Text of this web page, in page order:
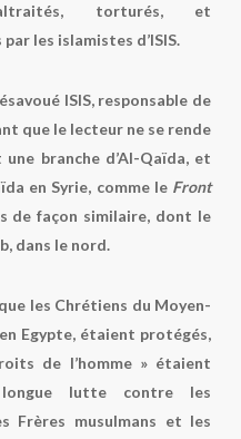
torturés, et
les islamistes d’ISIS.
ISIS, responsable de
que le lecteur ne se rende
branche d’Al-Qaïda, et
en Syrie, comme le Front
de façon similaire, dont le
dans le nord.
les Chrétiens du Moyen-
Egypte, étaient protégés,
de l’homme » étaient
lutte contre les
Frères musulmans et les